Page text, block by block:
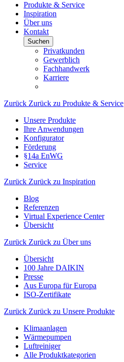
Produkte & Service
Inspiration
Über uns
Kontakt
Suchen
Privatkunden
Gewerblich
Fachhandwerk
Karriere
Zurück Zurück zu Produkte & Service
Unsere Produkte
Ihre Anwendungen
Konfigurator
Förderung
§14a EnWG
Service
Zurück Zurück zu Inspiration
Blog
Referenzen
Virtual Experience Center
Übersicht
Zurück Zurück zu Über uns
Übersicht
100 Jahre DAIKIN
Presse
Aus Europa für Europa
ISO-Zertifikate
Zurück Zurück zu Unsere Produkte
Klimaanlagen
Wärmepumpen
Luftreiniger
Alle Produktkategorien